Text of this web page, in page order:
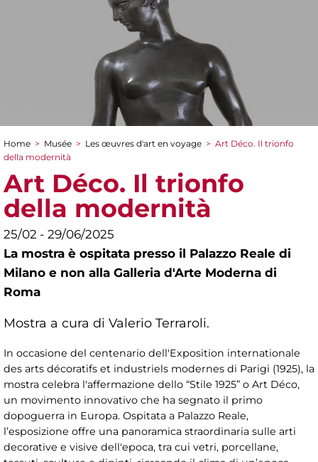
You are here
Home > Musée > Les œuvres d'art en voyage > Art Déco. Il trionfo
della modernità
Art Déco. Il trionfo
della modernità
25/02 - 29/06/2025
La mostra è ospitata presso il Palazzo Reale di
Milano e non alla Galleria d'Arte Moderna di
Roma
Mostra a cura di Valerio Terraroli.
In occasione del centenario dell'Exposition internationale
des arts décoratifs et industriels modernes di Parigi (1925), la
mostra celebra l'affermazione dello “Stile 1925” o Art Déco,
un movimento innovativo che ha segnato il primo
dopoguerra in Europa. Ospitata a Palazzo Reale,
l’esposizione offre una panoramica straordinaria sulle arti
decorative e visive dell'epoca, tra cui vetri, porcellane,